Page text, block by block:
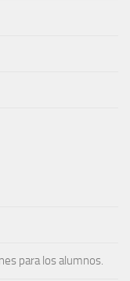
para los alumnos.